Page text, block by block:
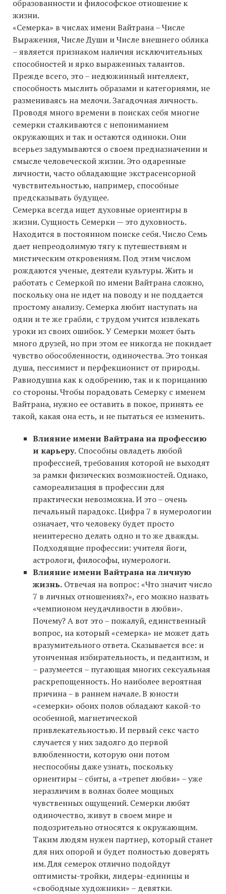
образованности и философское отношение к
жизни.
«Семерка» в числах имени Вайтрана – Числе
Выражения, Числе Души и Числе внешнего облика
– является признаком наличия исключительных
способностей и ярко выраженных талантов.
Прежде всего, это – недюжинный интеллект,
способность мыслить образами и категориями, не
размениваясь на мелочи. Загадочная личность.
Проводя много времени в поисках себя многие
семерки сталкиваются с непониманием
окружающих и так и остаются одиноки. Они
всерьез задумываются о своем предназначении и
смысле человеческой жизни. Это одаренные
личности, часто обладающие экстрасенсорной
чувствительностью, например, способные
предсказывать будущее.
Семерка всегда ищет духовные ориентиры в
жизни. Сущность Семерки — это духовность.
Находится в постоянном поиске себя. Число Семь
дает непреодолимую тягу к путешествиям и
мистическим откровениям. Под этим числом
рождаются ученые, деятели культуры. Жить и
работать с Семеркой по имени Вайтрана сложно,
поскольку она не идет на поводу и не поддается
простому анализу. Семерка любит наступать на
одни и те же грабли, с трудом учится извлекать
уроки из своих ошибок. У Семерки может быть
много друзей, но при этом ее никогда не покидает
чувство обособленности, одиночества. Это тонкая
душа, пессимист и перфекционист от природы.
Равнодушна как к одобрению, так и к порицанию
со стороны. Чтобы порадовать Семерку с именем
Вайтрана, нужно ее оставить в покое, принять ее
такой, какая она есть, и не пытаться ее изменить.
Влияние имени Вайтрана на профессию
и карьеру. Способны овладеть любой
профессией, требования которой не выходят
за рамки физических возможностей. Однако,
самореализация в профессии для
практически невозможна. И это – очень
печальный парадокс. Цифра 7 в нумерологии
означает, что человеку будет просто
неинтересно делать одно и то же дважды.
Подходящие профессии: учителя йоги,
астрологи, философы, нумерологи.
Влияние имени Вайтрана на личную
жизнь. Отвечая на вопрос: «Что значит число
7 в личных отношениях?», его можно назвать
«чемпионом неудачливости в любви».
Почему? А вот это – пожалуй, единственный
вопрос, на который «семерка» не может дать
вразумительного ответа. Сказывается все: и
утонченная избирательность, и педантизм, и
– разумеется – пугающая многих сексуальная
раскрепощенность. Но наиболее вероятная
причина – в раннем начале. В юности
«семерки» обоих полов обладают какой-то
особенной, магнетической
привлекательностью. И первый секс часто
случается у них задолго до первой
влюбленности, которую они потом
неспособны даже узнать, поскольку
ориентиры – сбиты, а «трепет любви» – уже
неразличим в волнах более мощных
чувственных ощущений. Семерки любят
одиночество, живут в своем мире и
подозрительно относятся к окружающим.
Таким людям нужен партнер, который станет
для них опорой и будет полностью доверять
им. Для семерок отлично подойдут
оптимисты-тройки, лидеры-единицы и
«свободные художники» – девятки.